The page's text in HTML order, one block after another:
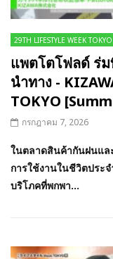
29TH LIFESTYLE WEEK
แพตโตโฟลด์ ร่
นำทาง -
TOKYO
กรกฎาคม 7, 2026
ในตลาดสินค้ากันฝนแล
การใช้งานในชีวิตประ
บริโภคที่พกพา...